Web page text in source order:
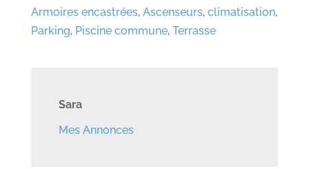
Armoires encastrées, Ascenseurs, climatisation,
Parking, Piscine commune, Terrasse
Sara
Mes Annonces